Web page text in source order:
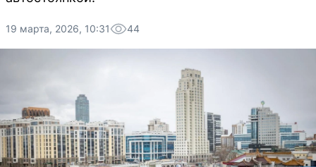
19 марта, 2026, 10:31 44